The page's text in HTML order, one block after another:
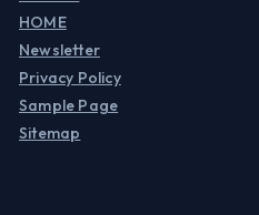
HOME
Newsletter
Privacy Policy
Sample Page
Sitemap